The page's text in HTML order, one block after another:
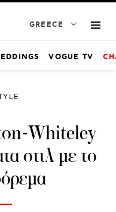
GREECE
VOGUE TV
Whiteley
στιλ με το